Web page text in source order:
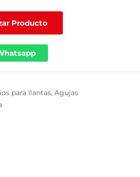
Producto
para llantas, Agujas